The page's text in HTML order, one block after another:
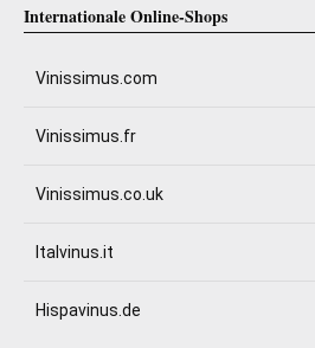
Internationale Online-Shops
Vinissimus.com
Vinissimus.fr
Vinissimus.co.uk
Italvinus.it
Hispavinus.de